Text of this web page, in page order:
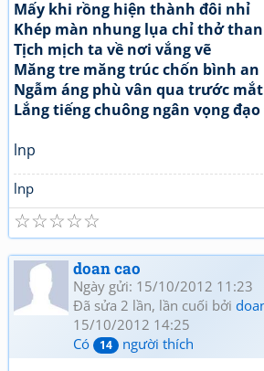
Mấy khi rồng hiện thành đôi nhỉ
Khép màn nhung lụa chỉ thở than
Tịch mịch ta về nơi vắng vẽ
Măng tre măng trúc chốn bình an
Ngẫm áng phù vân qua trước mắt
Lắng tiếng chuông ngân vọng
lnp
lnp
☆
☆
☆
☆
☆
doan cao
Ngày gửi: 15/10/2012 11:23
Đã sửa 2 lần, lần cuối bởi
15/10/2012 14:25
Có
14 người thích